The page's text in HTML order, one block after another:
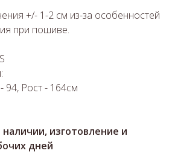
+/- 1-2 см из-за особенностей
при пошиве.
94, Рост - 164см
наличии, изготовление и
дней